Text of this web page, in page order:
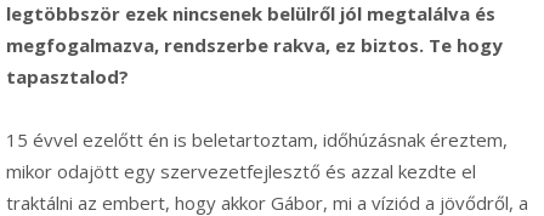
legtöbbször ezek nincsenek belülről jól megtalálva és
megfogalmazva, rendszerbe rakva, ez biztos. Te hogy
tapasztalod?
15 évvel ezelőtt én is beletartoztam, időhúzásnak éreztem,
mikor odajött egy szervezetfejlesztő és azzal kezdte el
traktálni az embert, hogy akkor Gábor, mi a víziód a jövődről, a